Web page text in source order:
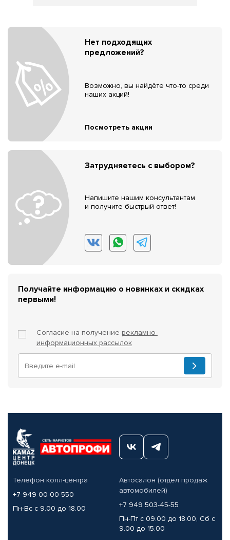
Нет подходящих
предложений?
Возможно, вы найдёте что-то среди
наших акций!
Посмотреть акции
Затрудняетесь с выбором?
Напишите нашим консультантам
и получите быстрый ответ!
Получайте информацию о новинках и скидках
первыми!
Согласие на получение рекламно-
информационных рассылок
Телефон колл-центра
+7 949 00-00-550
Пн-Вс с 9.00 до 18.00
Автосалон (отдел продаж
автомобилей)
+7 949 503-45-55
Пн-Пт с 09.00 до 18.00, Сб с
9.00 до 15.00